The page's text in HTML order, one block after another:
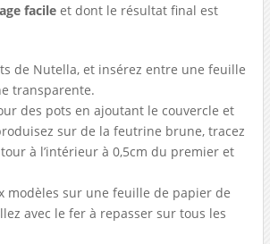
facileet dont le résultat final est
de Nutella, et insérez entre une feuille
transparente.
des pots en ajoutant le couvercle et
sur de la feutrine brune, tracez
à l’intérieur à 0,5cm du premier et
modèles sur une feuille de papier de
avec le fer à repasser sur tous les